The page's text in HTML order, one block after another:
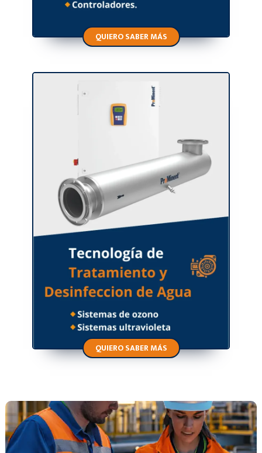
QUIERO SABER MÁS
QUIERO SABER MÁS